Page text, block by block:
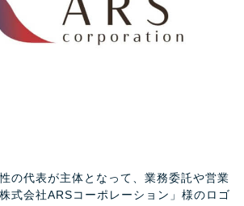
の代表が主体となって、業務委託や営業
式会社ARSコーポレーション」様のロゴ